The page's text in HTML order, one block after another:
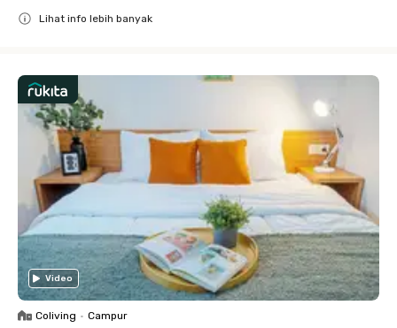
Lihat info lebih banyak
Video
Coliving • Campur